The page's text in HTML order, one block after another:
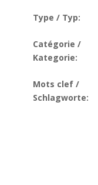
Type / Typ:
Catégorie /
Kategorie:
Mots clef /
Schlagworte: